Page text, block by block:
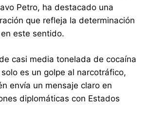
Petro, ha destacado una
que refleja la determinación
este sentido.
casi media tonelada de cocaína
es un golpe al narcotráfico,
envía un mensaje claro en
diplomáticas con Estados